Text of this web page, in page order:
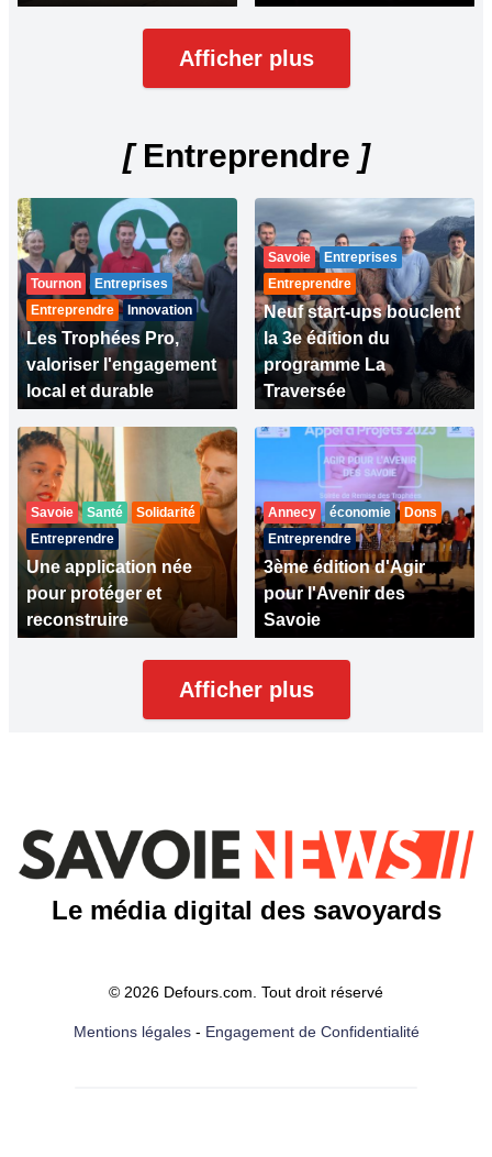
Afficher plus
[Entreprendre ]
Tournon
Entreprises
Entreprendre
Innovation
Les Trophées Pro,
valoriser l'engagement
local et durable
Savoie
Entreprises
Entreprendre
Neuf start-ups bouclent
la 3e édition du
programme La
Traversée
Savoie Santé
Solidarité
Entreprendre
Une application née
pour protéger et
reconstruire
Annecy économie
Dons
Entreprendre
3ème édition d'Agir
pour l'Avenir des
Savoie
Afficher plus
Le média digital des savoyards
© 2026 Defours.com. Tout droit réservé
Mentions légales- Engagement de Confidentialité